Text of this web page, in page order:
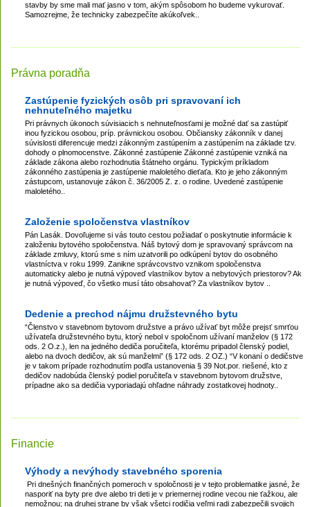
stavby by sme mali mať jasno v tom, akým spôsobom ho budeme vykurovať.
Samozrejme, že technicky zabezpečíte akúkoľvek..
Právna poradňa
Zastúpenie fyzických osôb pri spravovaní ich
nehnuteľného majetku
Pri právnych úkonoch súvisiacich s nehnuteľnosťami je možné dať sa zastúpiť
inou fyzickou osobou, príp. právnickou osobou. Občiansky zákonník v danej
súvislosti diferencuje medzi zákonným zastúpením a zastúpením na základe tzv.
dohody o plnomocenstve. Zákonné zastúpenie Zákonné zastúpenie vzniká na
základe zákona alebo rozhodnutia štátneho orgánu. Typickým príkladom
zákonného zastúpenia je zastúpenie maloletého dieťaťa. Kto je jeho zákonným
zástupcom, ustanovuje zákon č. 36/2005 Z. z. o rodine. Uvedené zastúpenie
maloletého..
Založenie spoločenstva vlastníkov
Pán Lasák. Dovoľujeme si vás touto cestou požiadať o poskytnutie informácie k
založeniu bytového spoločenstva. Náš bytový dom je spravovaný správcom na
základe zmluvy, ktorú sme s ním uzatvorili po odkúpení bytov do osobného
vlastníctva v roku 1999. Zanikne správcovstvo vznikom spoločenstva
automaticky alebo je nutná výpoveď vlastníkov bytov a nebytových priestorov? Ak
je nutná výpoveď, čo všetko musí táto obsahovať? Za vlastníkov bytov ..
Dedenie a prechod nájmu družstevného bytu
“Členstvo v stavebnom bytovom družstve a právo užívať byt môže prejsť smrťou
užívateľa družstevného bytu, ktorý nebol v spoločnom užívaní manželov (§ 172
ods. 2 O.z.), len na jedného dediča poručiteľa, ktorému pripadol členský podiel,
alebo na dvoch dedičov, ak sú manželmi” (§ 172 ods. 2 OZ.) “V konaní o dedičstve
je v takom prípade rozhodnutím podľa ustanovenia § 39 Not.por. riešené, kto z
dedičov nadobúda členský podiel poručiteľa v stavebnom bytovom družstve,
prípadne ako sa dedičia vyporiadajú ohľadne náhrady zostatkovej hodnoty..
Financie
Výhody a nevýhody stavebného sporenia
Pri dnešných finančných pomeroch v spoločnosti je v tejto problematike jasné, že
nasporiť na byty pre dve alebo tri deti je v priemernej rodine vecou nie ťažkou, ale
nemožnou; na druhej strane by však všetci rodičia veľmi radi zabezpečili svojich